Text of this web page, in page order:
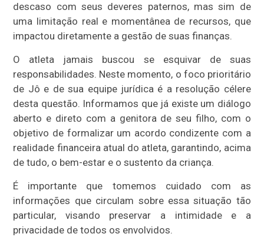
descaso com seus deveres paternos, mas sim de
uma limitação real e momentânea de recursos, que
impactou diretamente a gestão de suas finanças.
O atleta jamais buscou se esquivar de suas
responsabilidades. Neste momento, o foco prioritário
de Jô e de sua equipe jurídica é a resolução célere
desta questão. Informamos que já existe um diálogo
aberto e direto com a genitora de seu filho, com o
objetivo de formalizar um acordo condizente com a
realidade financeira atual do atleta, garantindo, acima
de tudo, o bem-estar e o sustento da criança.
É importante que tomemos cuidado com as
informações que circulam sobre essa situação tão
particular, visando preservar a intimidade e a
privacidade de todos os envolvidos.